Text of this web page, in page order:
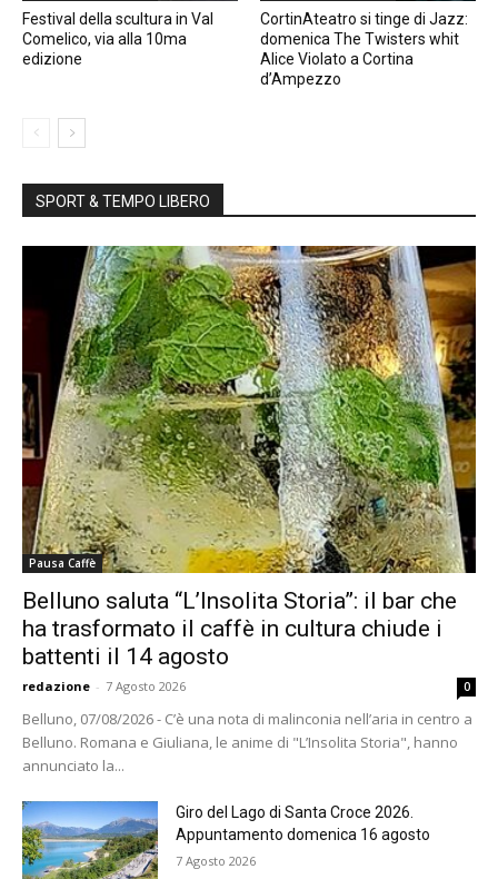
Festival della scultura in Val
Comelico, via alla 10ma
edizione
CortinAteatro si tinge di Jazz:
domenica The Twisters whit
Alice Violato a Cortina
d’Ampezzo
SPORT & TEMPO LIBERO
Pausa Caffè
Belluno saluta “L’Insolita Storia”: il bar che
ha trasformato il caffè in cultura chiude i
battenti il 14 agosto
redazione - 7 Agosto 2026 0
Belluno, 07/08/2026 - C’è una nota di malinconia nell’aria in centro a
Belluno. Romana e Giuliana, le anime di "L’Insolita Storia", hanno
annunciato la...
Giro del Lago di Santa Croce 2026.
Appuntamento domenica 16 agosto
7 Agosto 2026